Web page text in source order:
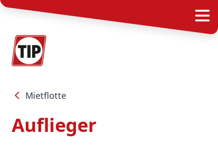
Mietflotte
Auflieger